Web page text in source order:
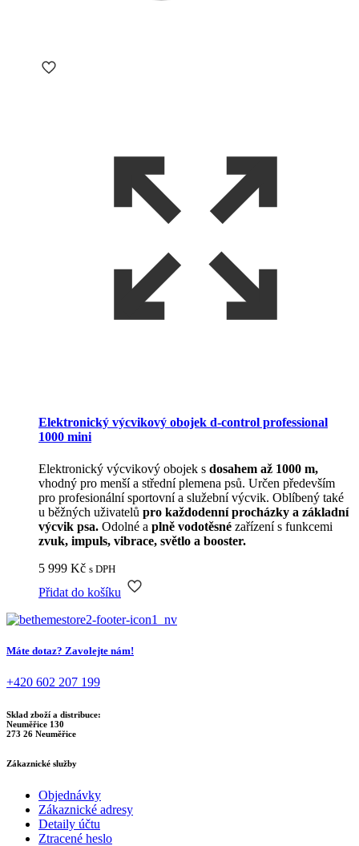
Elektronický výcvikový obojek d-control professional
1000 mini
Elektronický výcvikový obojek s dosahem až 1000 m,
vhodný pro menší a střední plemena psů. Určen především
pro profesionální sportovní a služební výcvik. Oblíbený také
u běžných uživatelů pro každodenní procházky a základní
výcvik psa. Odolné a plně vodotěsné zařízení s funkcemi
zvuk, impuls, vibrace, světlo a booster.
5 999 Kč s DPH
Přidat do košíku
Máte dotaz? Zavolejte nám!
+420 602 207 199
Sklad zboží a distribuce:
Neuměřice 130
273 26 Neuměřice
Zákaznické služby
Objednávky
Zákaznické adresy
Detaily účtu
Ztracené heslo